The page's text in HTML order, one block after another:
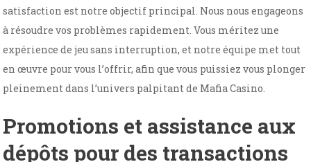
satisfaction est notre objectif principal. Nous nous engageons
à résoudre vos problèmes rapidement. Vous méritez une
expérience de jeu sans interruption, et notre équipe met tout
en œuvre pour vous l’offrir, afin que vous puissiez vous plonger
pleinement dans l’univers palpitant de Mafia Casino.
Promotions et assistance aux
dépôts pour des transactions